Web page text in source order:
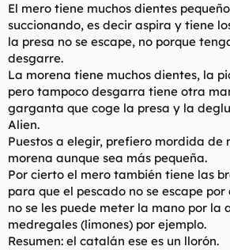
El mero tiene muchos dientes
succionando, es decir aspira y tiene
la presa no se escape, no porque
desgarre.
La morena tiene muchos dientes, la
pero tampoco desgarra tiene otra
garganta que coge la presa y la
Alien.
Puestos a elegir, prefiero mordida de
morena aunque sea más pequeña.
Por cierto el mero también tiene las
para que el pescado no se escape
no se les puede meter la mano por la
medregales (limones) por ejemplo.
Resumen: el catalán ese es un llorón.